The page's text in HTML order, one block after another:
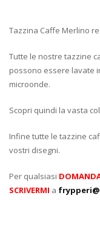
Tazzina Caffe Merlino
Tutte le nostre tazzine
possono essere lavate
microonde.
Scopri quindi la vasta
Infine tutte le tazzine
vostri disegni.
Per qualsiasi
SCRIVERMI a